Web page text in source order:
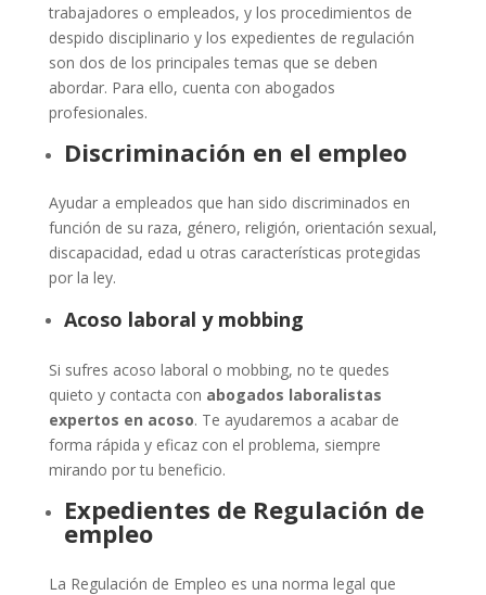
trabajadores o empleados, y los procedimientos de
despido disciplinario y los expedientes de regulación
son dos de los principales temas que se deben
abordar. Para ello, cuenta con abogados
profesionales.
Discriminación en el empleo
Ayudar a empleados que han sido discriminados en
función de su raza, género, religión, orientación sexual,
discapacidad, edad u otras características protegidas
por la ley.
Acoso laboral y mobbing
Si sufres acoso laboral o mobbing, no te quedes
quieto y contacta con abogados laboralistas
expertos en acoso. Te ayudaremos a acabar de
forma rápida y eficaz con el problema, siempre
mirando por tu beneficio.
Expedientes deRegulación de
empleo
La Regulación de Empleo es una norma legal que